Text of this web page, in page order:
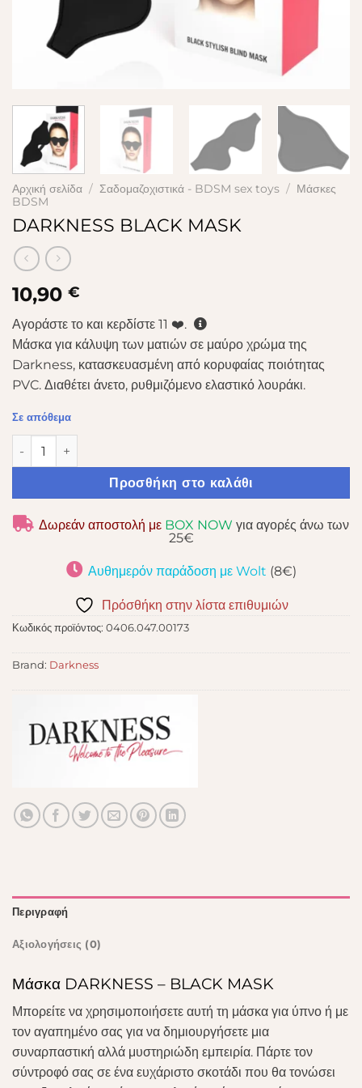
Αρχική σελίδα / Σαδομαζοχιστικά - BDSM sex toys / Μάσκες
BDSM
DARKNESS BLACK MASK
10,90 €
Αγοράστε το και κερδίστε 11 ❤️.
Μάσκα για κάλυψη των ματιών σε μαύρο χρώμα της
Darkness, κατασκευασμένη από κορυφαίας ποιότητας
PVC. Διαθέτει άνετο, ρυθμιζόμενο ελαστικό λουράκι.
Σε απόθεμα
DARKNESS BLACK MASK ποσότητα
Προσθήκη στο καλάθι
Δωρεάν αποστολή με BOX NOW για αγορές άνω των
25€
Αυθημερόν παράδοση με Wolt (8€)
Πρόσθήκη στην λίστα επιθυμιών
Κωδικός προϊόντος: 0406.047.00173
Brand: Darkness
Περιγραφή
Αξιολογήσεις (0)
Μάσκα DARKNESS – BLACK MASK
Μπορείτε να χρησιμοποιήσετε αυτή τη μάσκα για ύπνο ή με
τον αγαπημένο σας για να δημιουργήσετε μια
συναρπαστική αλλά μυστηριώδη εμπειρία. Πάρτε τον
σύντροφό σας σε ένα ευχάριστο σκοτάδι που θα τονώσει